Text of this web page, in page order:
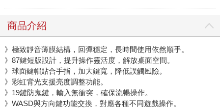
商品介紹
》極致靜音薄膜結構，回彈穩定，長時間使用依然順手。
》87鍵短版設計，提升操作靈活度，解放桌面空間。
》球面鍵帽貼合手指，加大鍵寬，降低誤觸風險。
》彩虹背光支援亮度調整功能。
》19鍵防鬼鍵，輸入無衝突，確保流暢操作。
》WASD與方向鍵功能交換，對應各種不同遊戲操作。